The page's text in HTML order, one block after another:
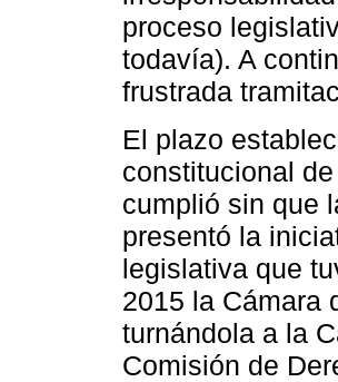
proceso
todavía). A
frustrada
El plazo
constitucional
cumplió sin que
presentó la
legislativa que
2015 la Cámara
turnándola a la
Comisión de